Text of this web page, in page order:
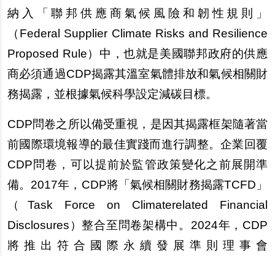
納入「聯邦供應商氣候風險和韌性規則」
（Federal Supplier Climate Risks and Resilience
Proposed Rule）中，也就是美國聯邦政府的供應
商必須通過CDP揭露其溫室氣體排放和氣候相關財
務揭露，並根據氣候科學設定減碳目標。
CDP問卷之所以備受重視，是因其揭露框架隨著當
前國際環境報導的最佳實踐而進行調整。企業回覆
CDP問卷，可以提前於監管政策變化之前展開準
備。2017年，CDP將「氣候相關財務揭露TCFD」
（Task Force on Climaterelated Financial
Disclosures）整合至問卷架構中。2024年，CDP
將推出符合國際永續發展準則理事會